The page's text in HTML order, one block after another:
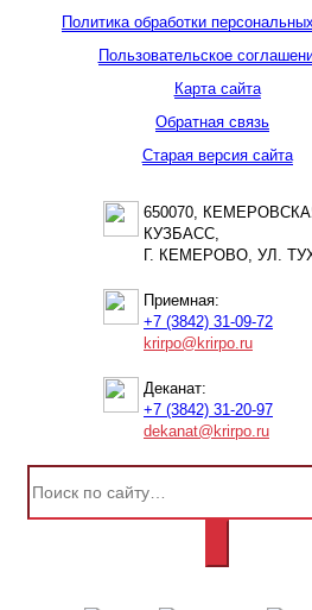
Политика обработки
Пользовательское
Карта сайта
Обратная связь
Старая версия сайта
650070,
КУЗБАСС,
Г. КЕМЕРОВО, УЛ.
Приемная:
+7 (3842) 31-09-72
krirpo@krirpo.ru
Деканат:
+7 (3842) 31-20-97
dekanat@krirpo.ru